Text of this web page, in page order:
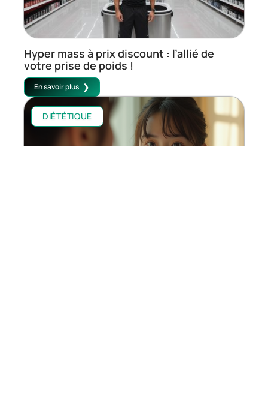
Hyper mass à prix discount : l’allié de
votre prise de poids !
En savoir plus
DIÉTÉTIQUE